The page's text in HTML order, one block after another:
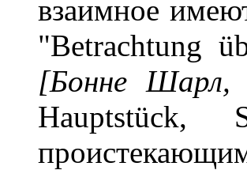
взаимное
"Betrachtung
[Бонне Шарл,